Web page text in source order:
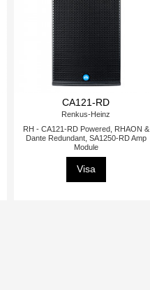
CA121-RD
Renkus-Heinz
RH - CA121-RD Powered, RHAON &
Dante Redundant, SA1250-RD Amp
Module
Visa